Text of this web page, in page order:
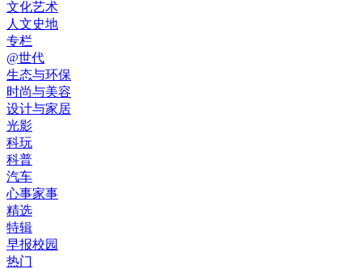
文化艺术
人文史地
专栏
@世代
生态与环保
时尚与美容
设计与家居
光影
科玩
科普
汽车
心事家事
精选
特辑
早报校园
热门